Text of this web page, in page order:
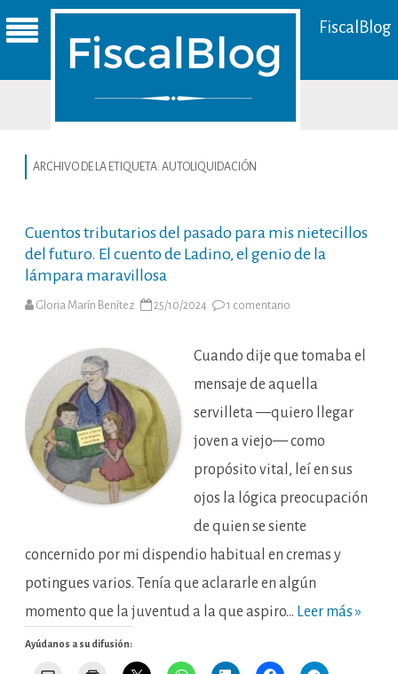
FiscalBlog
ARCHIVO DE LA ETIQUETA: AUTOLIQUIDACIÓN
Cuentos tributarios del pasado para mis nietecillos
del futuro. El cuento de Ladino, el genio de la
lámpara maravillosa
Gloria Marín Benítez 25/10/2024 1 comentario
pasado
mis
nietecillos
futuro.
cuento
Ladino,
el
de
lámpara
Cuando dije que tomaba el
mensaje de aquella
servilleta —quiero llegar
joven a viejo— como
propósito vital, leí en sus
ojos la lógica preocupación
de quien se siente
concernido por mi dispendio habitual en cremas y
potingues varios. Tenía que aclararle en algún
momento que la juventud a la que aspiro… Leer más »
Ayúdanos a su difusión: